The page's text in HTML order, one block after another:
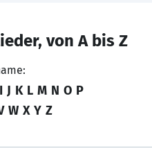
von A bis Z
I J K L M N O P
W X Y Z